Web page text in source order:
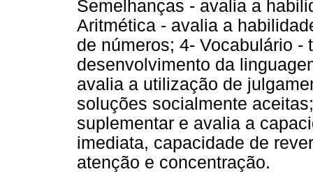
Semelhanças - avalia a
Aritmética - avalia a
de números; 4- Vocabulário -
desenvolvimento da
avalia a utilização de
soluções socialmente
suplementar e avalia a
imediata, capacidade de
atenção e concentração.